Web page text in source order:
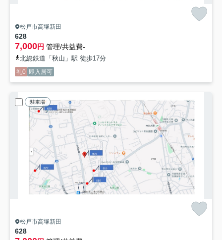
松戸市高塚新田
628
7,000円 管理/共益費-
北総鉄道「秋山」駅 徒歩17分
礼0 即入居可
駐車場
松戸市高塚新田
628